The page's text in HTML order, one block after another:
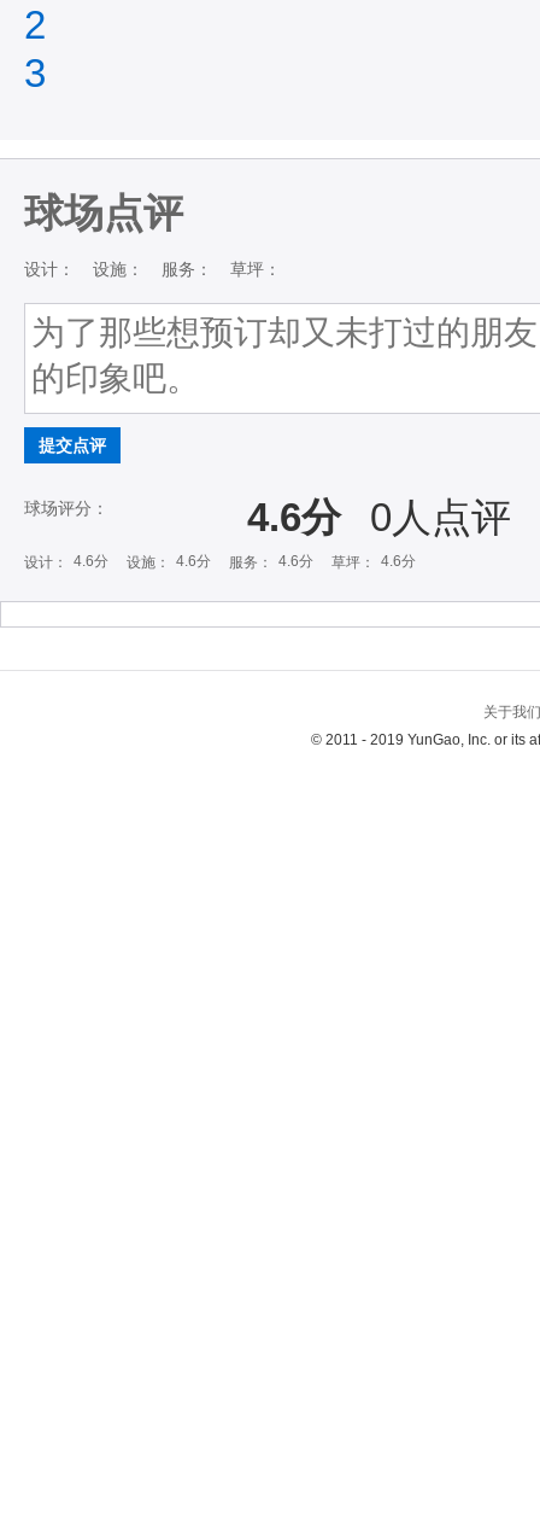
2
3
球场点评
设计： 设施： 服务： 草坪：
提交点评
球场评分： 4.6分 0人点评
设计： 4.6分 设施： 4.6分 服务： 4.6分 草坪： 4.6分
关于我们
© 2011 - 2019 YunGao, Inc. or its